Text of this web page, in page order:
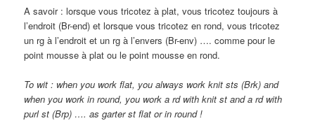
A savoir : lorsque vous tricotez à plat, vous tricotez toujours à
l’endroit (Br-end) et lorsque vous tricotez en rond, vous tricotez
un rg à l’endroit et un rg à l’envers (Br-env) …. comme pour le
point mousse à plat ou le point mousse en rond.
To wit : when you work flat, you always work knit sts (Brk) and
when you work in round, you work a rd with knit st and a rd with
purl st (Brp) …. as garter st flat or in round !